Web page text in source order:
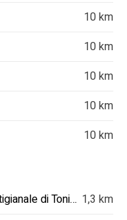
10 km
10 km
10 km
10 km
10 km
Ristorante - Almond ,Pasticceria Artigianale di Tonia Scarafile 1,3 km